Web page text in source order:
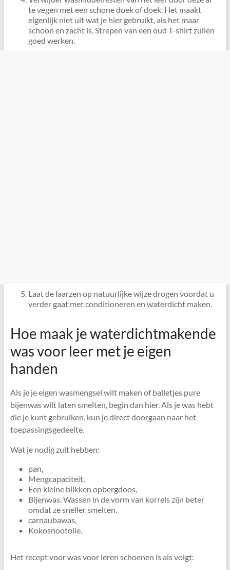
te vegen met een schone doek of doek. Het maakt
eigenlijk niet uit wat je hier gebruikt, als het maar
schoon en zacht is. Strepen van een oud T-shirt zullen
goed werken.
Laat de laarzen op natuurlijke wijze drogen voordat u
verder gaat met conditioneren en waterdicht maken.
Hoe maak je waterdichtmakende
was voor leer met je eigen
handen
Als je je eigen wasmengsel wilt maken of balletjes pure
bijenwas wilt laten smelten, begin dan hier. Als je was hebt
die je kunt gebruiken, kun je direct doorgaan naar het
toepassingsgedeelte.
Wat je nodig zult hebben:
pan,
Mengcapaciteit,
Een kleine blikken opbergdoos,
Bijenwas. Wassen in de vorm van korrels zijn beter
omdat ze sneller smelten.
carnaubawas,
Kokosnootolie.
Het recept voor was voor leren schoenen is als volgt: